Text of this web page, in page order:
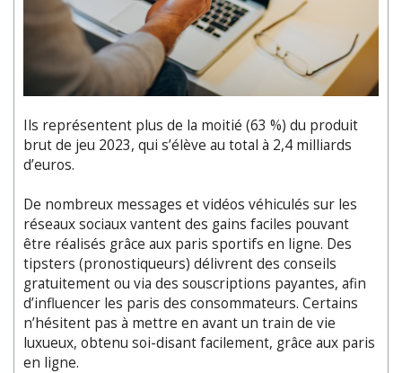
Ils représentent plus de la moitié (63 %) du produit
brut de jeu 2023, qui s’élève au total à 2,4 milliards
d’euros.
De nombreux messages et vidéos véhiculés sur les
réseaux sociaux vantent des gains faciles pouvant
être réalisés grâce aux paris sportifs en ligne. Des
tipsters (pronostiqueurs) délivrent des conseils
gratuitement ou via des souscriptions payantes, afin
d’influencer les paris des consommateurs. Certains
n’hésitent pas à mettre en avant un train de vie
luxueux, obtenu soi-disant facilement, grâce aux paris
en ligne.